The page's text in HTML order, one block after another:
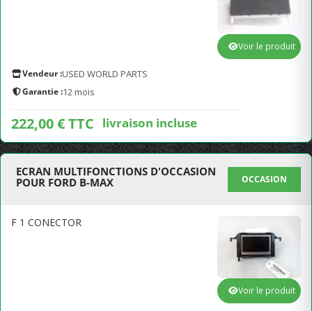
Vendeur :USED WORLD PARTS
Garantie :12 mois
222,00 € TTC livraison incluse
Voir le produit
ECRAN MULTIFONCTIONS D'OCCASION
POUR FORD B-MAX
OCCASION
F 1 CONECTOR
Voir le produit